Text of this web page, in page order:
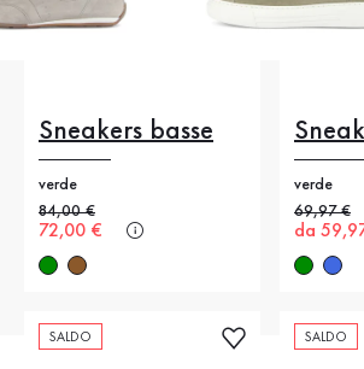
Sneakers basse
verde
Prezzo precedente
84,00 €
Nuovo prezzo
72,00 €
verde
Prezzo
69,97 €
Nuovo
da
SALDO SALDO